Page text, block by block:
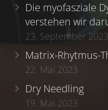
Die myofasziale
verstehen wir
23. September 2023
Matrix-Rhytmus-
22. Mai 2023
Dry Needling
19. Mai 2023